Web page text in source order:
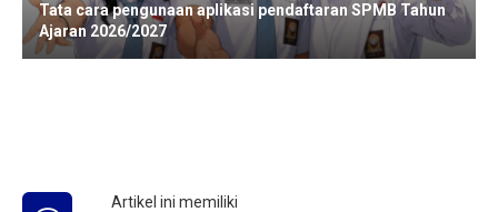
Tata cara pengunaan aplikasi pendaftaran SPMB Tahun
Ajaran 2026/2027
Artikel ini memiliki